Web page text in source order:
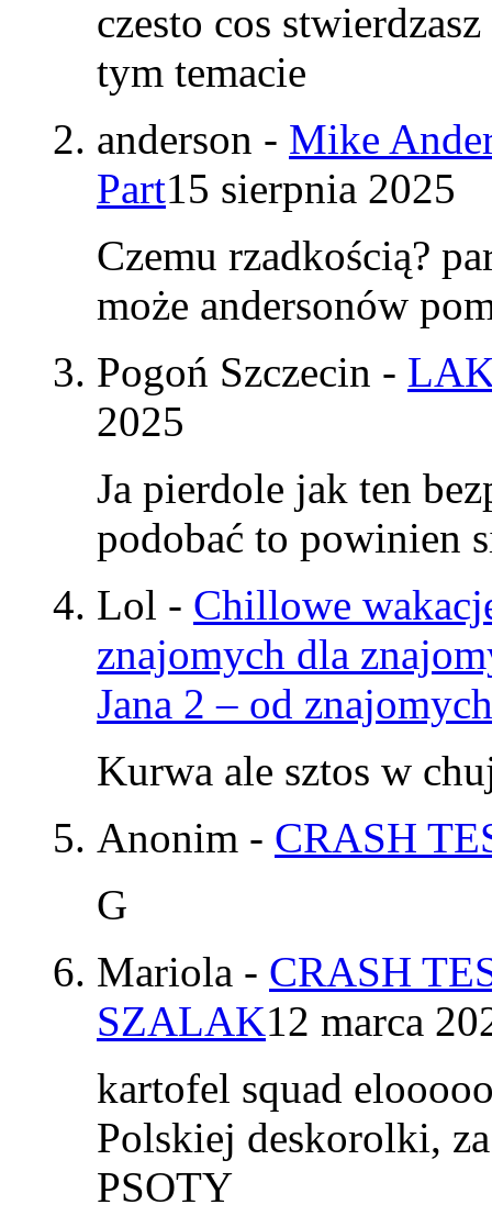
czesto cos
tym temacie
anderson - Mike
Part15 sierpnia 2025
Czemu rzadkością?
może andersonów
Pogoń Szczecin -
2025
Ja pierdole jak ten
podobać to powinien
Lol - Chillowe
znajomych dla
Jana 2 – od
Kurwa ale sztos w
Anonim - CRASH
G
Mariola - CRASH
SZALAK12 marca
kartofel squad
Polskiej deskorolki,
PSOTY